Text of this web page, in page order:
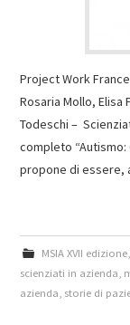
Project Work
Rosaria Mollo, Elisa
Todeschi –
completo
propone di essere,
MSIA XVII edizione,
scienziati in azienda
azienda storie di